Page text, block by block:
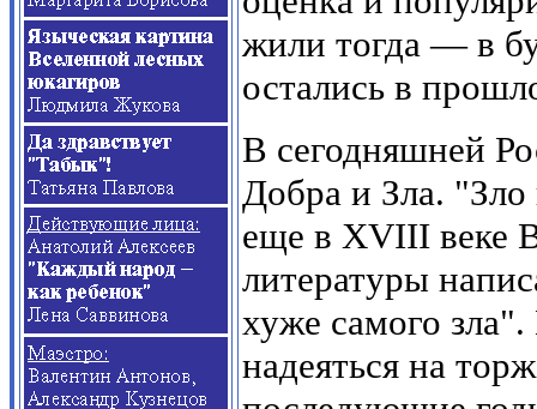
жили тогда — в
остались в
В сегодняшней
Добра и Зла.
еще в XVIII веке
литературы
хуже самого
надеяться на